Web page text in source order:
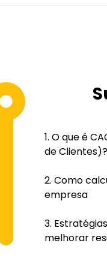
O que é
de Clientes)?
Como
empresa
melhorar